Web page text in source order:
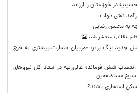
نفتی دولت
به محسن رضایی
انقلاب منتشر شد
جدید لیگ برتر: «مربیان جسارت بیشتری به خرج
انتصاب شش فرمانده عالی‌رتبه در ستاد کل نیروهای
بسیج مستضعفین
استجاری باشند؟